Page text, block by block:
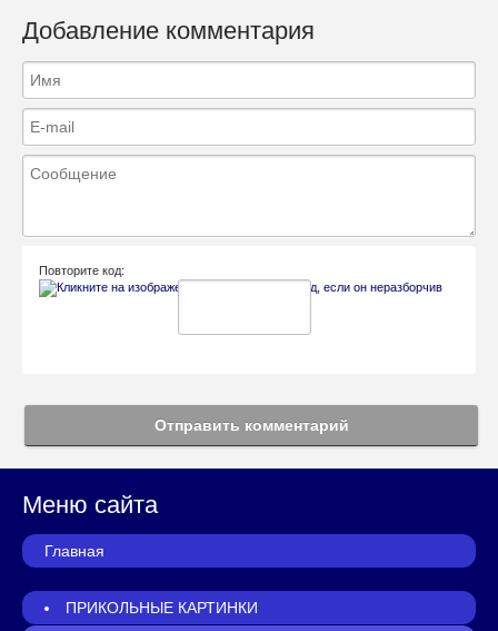
Добавление комментария
Повторите код:
Отправить комментарий
Меню сайта
Главная
ПРИКОЛЬНЫЕ КАРТИНКИ